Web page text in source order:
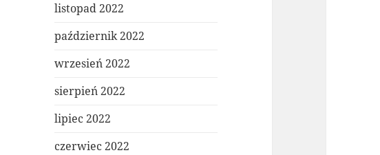
listopad 2022
październik 2022
wrzesień 2022
sierpień 2022
lipiec 2022
czerwiec 2022